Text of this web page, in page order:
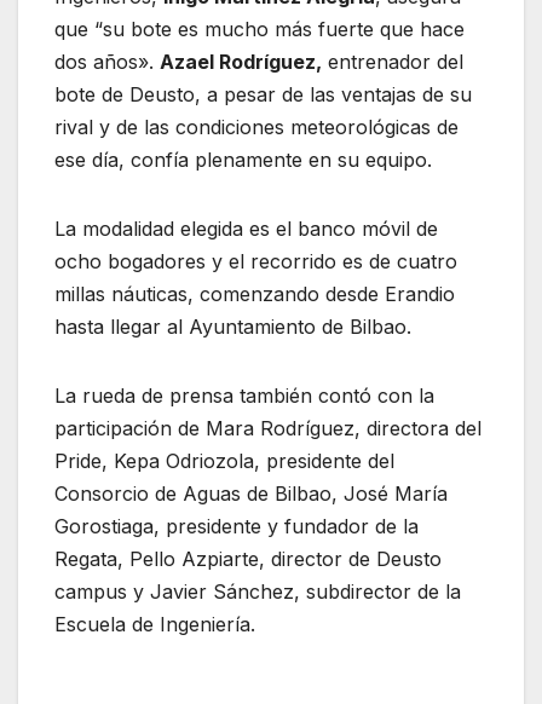
que “su bote es mucho más fuerte que hace
dos años». Azael Rodríguez, entrenador del
bote de Deusto, a pesar de las ventajas de su
rival y de las condiciones meteorológicas de
ese día, confía plenamente en su equipo.
La modalidad elegida es el banco móvil de
ocho bogadores y el recorrido es de cuatro
millas náuticas, comenzando desde Erandio
hasta llegar al Ayuntamiento de Bilbao.
La rueda de prensa también contó con la
participación de Mara Rodríguez, directora del
Pride, Kepa Odriozola, presidente del
Consorcio de Aguas de Bilbao, José María
Gorostiaga, presidente y fundador de la
Regata, Pello Azpiarte, director de Deusto
campus y Javier Sánchez, subdirector de la
Escuela de Ingeniería.